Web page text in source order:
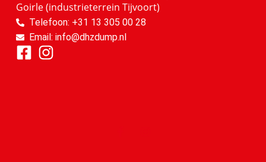
Goirle(industrieterrein Tijvoort)
Telefoon: +31 13 305 00 28
Email: info@dhzdump.nl